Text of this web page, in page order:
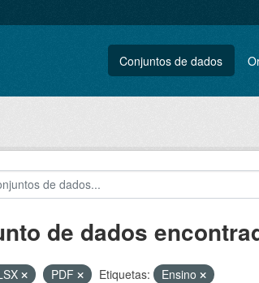
Conjuntos de dados
de dados
PDF Etiquetas: Ensino